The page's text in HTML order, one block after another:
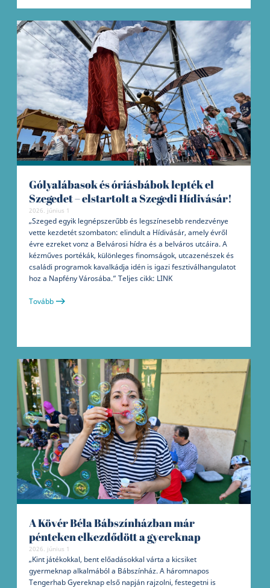
Gólyalábasok és óriásbábok lepték el
Szegedet – elstartolt a Szegedi Hídivásár!
2026. június 1
„Szeged egyik legnépszerűbb és legszínesebb rendezvénye
vette kezdetét szombaton: elindult a Hídivásár, amely évről
évre ezreket vonz a Belvárosi hídra és a belváros utcáira. A
kézműves portékák, különleges finomságok, utcazenészek és
családi programok kavalkádja idén is igazi fesztiválhangulatot
hoz a Napfény Városába.” Teljes cikk: LINK
Tovább
A Kövér Béla Bábszínházban már
pénteken elkezdődött a gyereknap
2026. június 1
„Kint játékokkal, bent előadásokkal várta a kicsiket
gyermeknap alkalmából a Bábszínház. A háromnapos
Tengerhab Gyereknap első napján rajzolni, festegetni is